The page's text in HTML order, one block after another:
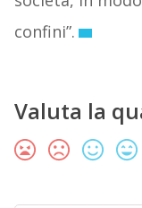
confini”.
Valuta la